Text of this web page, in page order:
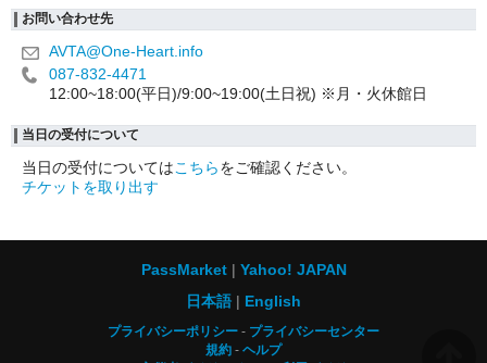
お問い合わせ先
AVTA@One-Heart.info
087-832-4471
12:00~18:00(平日)/9:00~19:00(土日祝) ※月・火休館日
当日の受付について
当日の受付についてはこちらをご確認ください。
チケットを取り出す
PassMarket
Yahoo! JAPAN
日本語
English
プライバシーポリシー
プライバシーセンター
規約
ヘルプ